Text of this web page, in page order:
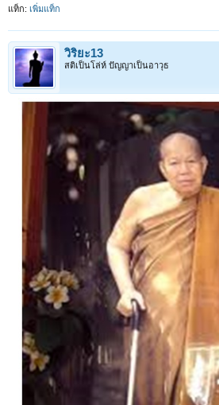
แท็ก: เพิ่มแท็ก
วิริยะ13
สติเป็นโล่ห์ ปัญญาเป็นอาวุธ